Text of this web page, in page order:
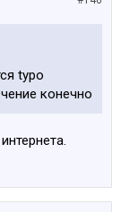
typo
конечно